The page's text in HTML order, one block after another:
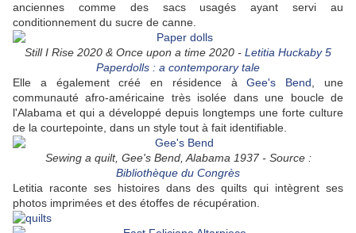
anciennes comme des sacs usagés ayant servi au
conditionnement du sucre de canne.
Still I Rise 2020 & Once upon a time 2020 - Letitia Huckaby 5
Paperdolls : a contemporary tale
Elle a également créé en résidence àGee's Bend , une
communauté afro-américaine très isolée dans une boucle de
l'Alabama et qui a développé depuis longtemps une forte culture
de la courtepointe, dans un style tout à fait identifiable.
Sewing a quilt, Gee's Bend, Alabama 1937 - Source :
Bibliothèque du Congrès
Letitia raconte ses histoires dans des quilts qui intègrent ses
photos imprimées et des étoffes de récupération.